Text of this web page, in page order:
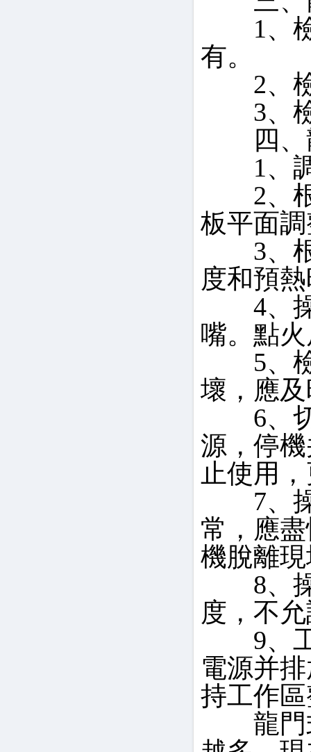
1、檢
有。
2、檢
3、檢
四、龍
1、調
2、根
板平面
3、根
度和預
4、操
嘴。點
5、檢
壞，應
6、切
源，停
止使用
7、操
常，應
機脫離
8、操
度，不
9、工
電源并
持工作
龍門式